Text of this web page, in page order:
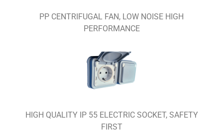
PP CENTRIFUGAL FAN, LOW NOISE HIGH
PERFORMANCE
HIGH QUALITY IP 55 ELECTRIC SOCKET, SAFETY
FIRST